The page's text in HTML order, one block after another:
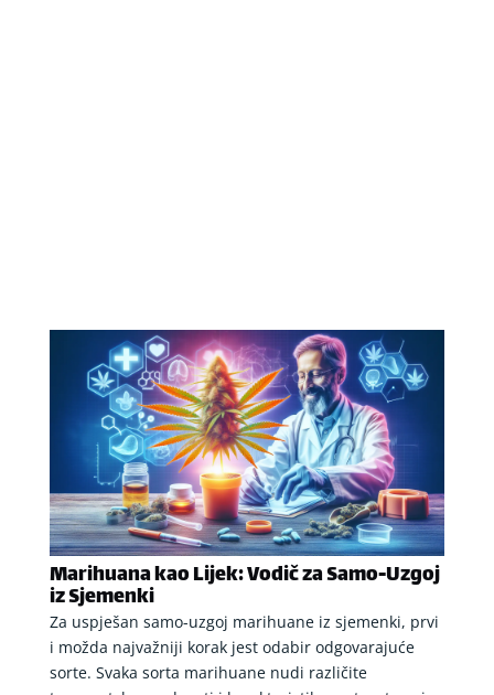
Marihuana kao Lijek: Vodič za Samo-Uzgoj
iz Sjemenki
Za uspješan samo-uzgoj marihuane iz sjemenki, prvi
i možda najvažniji korak jest odabir odgovarajuće
sorte. Svaka sorta marihuane nudi različite